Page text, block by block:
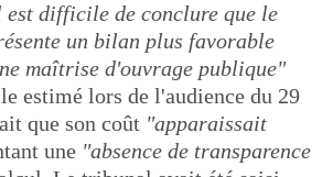
est difficile de conclure que le
un bilan plus favorable
maîtrise d'ouvrage publique"
estimé lors de l'audience du 29
que son coût "apparaissait
une "absence de transparence